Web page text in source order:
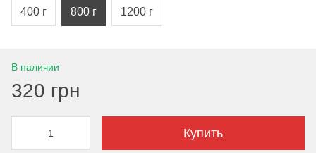
400 г 800 г 1200 г
В наличии
320 грн
Купить